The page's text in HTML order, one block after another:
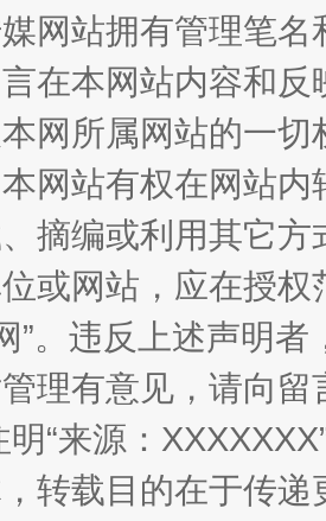
优化重塑工作
网站拥有管理笔
言在本网站内容和
网所属网站的一
网站有权在网站
摘编或利用其它
或网站，应在授
”。违反上述声明
理有意见，请向
明“来源：
转载目的在于传